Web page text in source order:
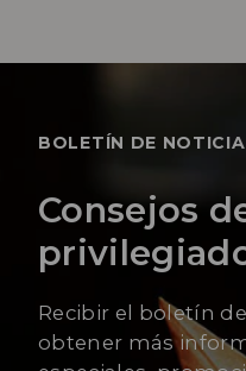
BOLETÍN DE
Consejos
Recibir el boletín
obtener más